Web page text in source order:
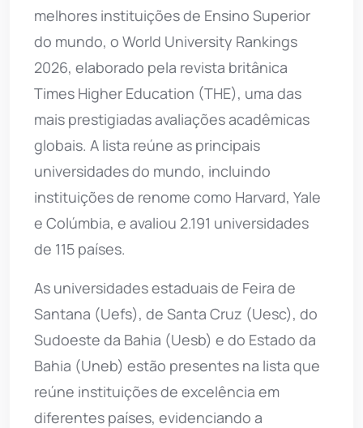
melhores instituições de Ensino Superior
do mundo, o World University Rankings
2026, elaborado pela revista britânica
Times Higher Education (THE), uma das
mais prestigiadas avaliações acadêmicas
globais. A lista reúne as principais
universidades do mundo, incluindo
instituições de renome como Harvard, Yale
e Colúmbia, e avaliou 2.191 universidades
de 115 países.
As universidades estaduais de Feira de
Santana (Uefs), de Santa Cruz (Uesc), do
Sudoeste da Bahia (Uesb) e do Estado da
Bahia (Uneb) estão presentes na lista que
reúne instituições de excelência em
diferentes países, evidenciando a